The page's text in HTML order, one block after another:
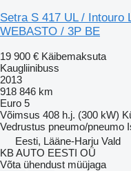
Setra S 417 UL / Intouro
WEBASTO / 3P BE
19 900 € Käibemaksuta
Kaugliinibuss
2013
918 846 km
Euro 5
Võimsus 408 h.j. (300 kW)
Vedrustus pneumo/pneumo
Eesti, Lääne-Harju Vald
KB AUTO EESTI OÜ
Võta ühendust müüjaga